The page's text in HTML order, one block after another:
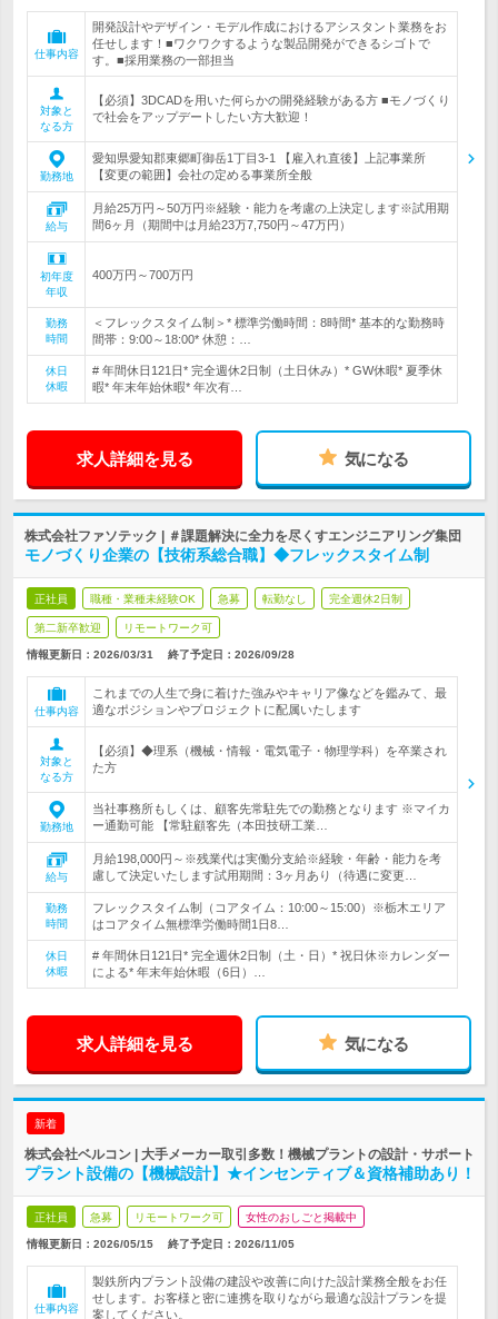
仕事内容
開発設計やデザイン・モデル作成におけるアシスタント業務をお
任せします！■ワクワクするような製品開発ができるシゴトで
す。■採用業務の一部担当
対象と
なる方
【必須】3DCADを用いた何らかの開発経験がある方 ■モノづくり
で社会をアップデートしたい方大歓迎！
勤務地
愛知県愛知郡東郷町御岳1丁目3-1 【雇入れ直後】上記事業所
【変更の範囲】会社の定める事業所全般
給与
月給25万円～50万円※経験・能力を考慮の上決定します※試用期
間6ヶ月（期間中は月給23万7,750円～47万円）
初年度
年収
400万円～700万円
勤務
時間
＜フレックスタイム制＞* 標準労働時間：8時間* 基本的な勤務時
間帯：9:00～18:00* 休憩：…
休日
休暇
# 年間休日121日* 完全週休2日制（土日休み）* GW休暇* 夏季休
暇* 年末年始休暇* 年次有…
求人詳細を見る 気になる
株式会社ファソテック | ＃課題解決に全力を尽くすエンジニアリング集団
モノづくり企業の【技術系総合職】◆フレックスタイム制
正社員 職種・業種未経験OK 急募 転勤なし 完全週休2日制
第二新卒歓迎 リモートワーク可
情報更新日：2026/03/31 終了予定日： 2026/09/28
仕事内容
これまでの人生で身に着けた強みやキャリア像などを鑑みて、最
適なポジションやプロジェクトに配属いたします
対象と
なる方
【必須】◆理系（機械・情報・電気電子・物理学科）を卒業され
た方
勤務地
当社事務所もしくは、顧客先常駐先での勤務となります ※マイカ
ー通勤可能 【常駐顧客先（本田技研工業…
給与
月給198,000円～※残業代は実働分支給※経験・年齢・能力を考
慮して決定いたします試用期間：3ヶ月あり（待遇に変更…
勤務
時間
フレックスタイム制（コアタイム：10:00～15:00）※栃木エリア
はコアタイム無標準労働時間1日8…
休日
休暇
# 年間休日121日* 完全週休2日制（土・日）* 祝日休※カレンダー
による* 年末年始休暇（6日）…
求人詳細を見る 気になる
新着
株式会社ベルコン | 大手メーカー取引多数！機械プラントの設計・サポート
プラント設備の【機械設計】★インセンティブ＆資格補助あり！
正社員 急募 リモートワーク可 女性のおしごと掲載中
情報更新日：2026/05/15 終了予定日： 2026/11/05
仕事内容
製鉄所内プラント設備の建設や改善に向けた設計業務全般をお任
せします。お客様と密に連携を取りながら最適な設計プランを提
案してください。